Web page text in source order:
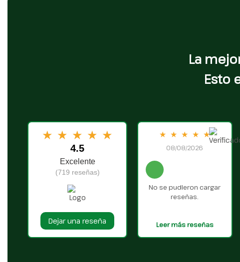
La
Esto
★ ★ ★ ★ ★
4.5
Excelente
(719 reseñas)
Dejar una reseña
★ ★ ★ ★ ★
08/08/2026
No se pudieron cargar
reseñas.
Leer más reseñas